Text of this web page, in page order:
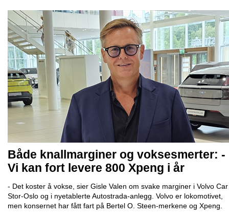
Både knallmarginer og voksesmerter: -
Vi kan fort levere 800 Xpeng i år
- Det koster å vokse, sier Gisle Valen om svake marginer i Volvo Car
Stor-Oslo og i nyetablerte Autostrada-anlegg. Volvo er lokomotivet,
men konsernet har fått fart på Bertel O. Steen-merkene og Xpeng.